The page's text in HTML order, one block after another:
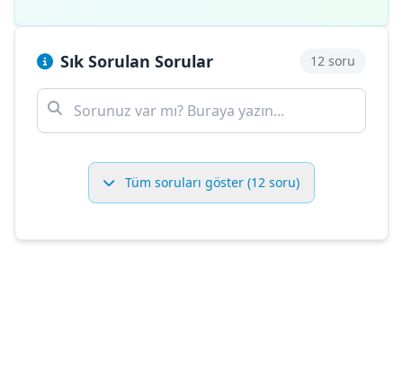
Sık Sorulan Sorular 12 soru
Tüm soruları göster (12 soru)